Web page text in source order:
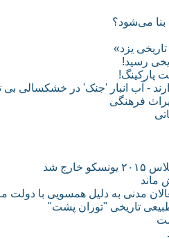
بنا می‌شود؟
یزد»
رسید!
پارکینگ!
- آب انبار 'جنک' در خشکسالی بی
فرهنگی
شد
ماند
مدنی به دلیل همسویی با دولت
تاریخی "توران پشت"